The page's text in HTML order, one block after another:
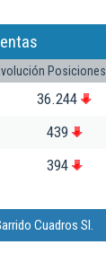
Posiciones
36.244
439
394
Cuadros Sl.